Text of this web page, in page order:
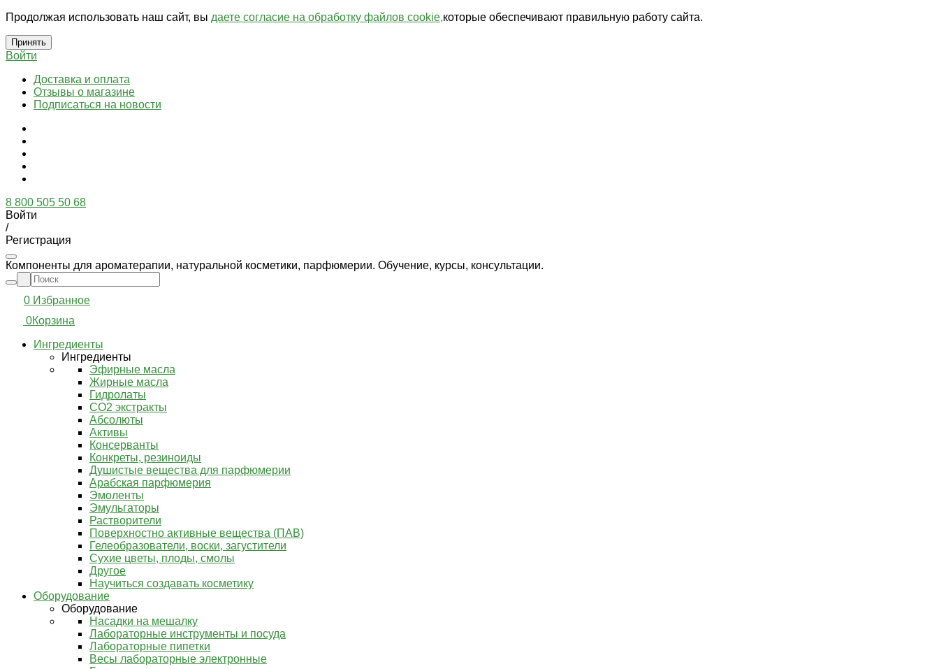
Продолжая использовать наш сайт, вы даете согласие на обработку файлов cookie,которые обеспечивают правильную работу сайта.
Принять
Войти
Доставка и оплата
Отзывы о магазине
Подписаться на новости
8 800 505 50 68
Войти
/
Регистрация
Компоненты для ароматерапии, натуральной косметики, парфюмерии. Обучение, курсы, консультации.
0 Избранное
0Корзина
Ингредиенты
Ингредиенты
Эфирные масла
Жирные масла
Гидролаты
СО2 экстракты
Абсолюты
Активы
Консерванты
Конкреты, резиноиды
Душистые вещества для парфюмерии
Арабская парфюмерия
Эмоленты
Эмульгаторы
Растворители
Поверхностно активные вещества (ПАВ)
Гелеобразователи, воски, загустители
Сухие цветы, плоды, смолы
Другое
Научиться создавать косметику
Оборудование
Оборудование
Насадки на мешалку
Лабораторные инструменты и посуда
Лабораторные пипетки
Весы лабораторные электронные